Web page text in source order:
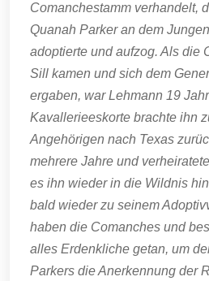
Comanchestamm verhandelt,
Quanah Parker an dem
adoptierte und aufzog. Als die
Sill kamen und sich dem
ergaben, war Lehmann 19
Kavallerieeskorte brachte ihn
Angehörigen nach Texas
mehrere Jahre und
es ihn wieder in die Wildnis
bald wieder zu seinem
haben die Comanches und
alles Erdenkliche getan, um
Parkers die Anerkennung der